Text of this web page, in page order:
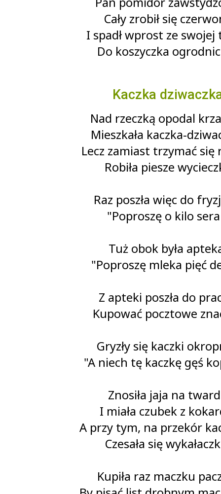
Cały zrobił się
I spadł wprost ze swojej
Do koszyczka
Kaczka
Nad rzeczką opodal
Mieszkała kaczka-
Lecz zamiast trzymać się
Robiła piesze
Raz poszła więc do
"Poproszę o kilo
Tuż obok była
"Poproszę mleka pięć
Z apteki poszła do
Kupować pocztowe
Gryzły się kaczki
"A niech tę kaczkę gęś
Znosiła jaja na
I miała czubek z
A przy tym, na przekór
Czesała się
Kupiła raz maczku